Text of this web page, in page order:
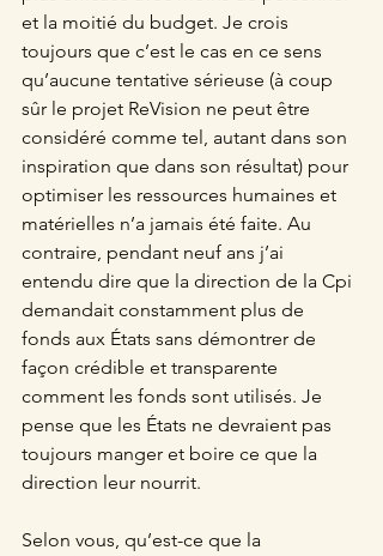
et la moitié du budget. Je crois
toujours que c’est le cas en ce sens
qu’aucune tentative sérieuse (à coup
sûr le projet ReVision ne peut être
considéré comme tel, autant dans son
inspiration que dans son résultat) pour
optimiser les ressources humaines et
matérielles n’a jamais été faite. Au
contraire, pendant neuf ans j’ai
entendu dire que la direction de la Cpi
demandait constamment plus de
fonds aux États sans démontrer de
façon crédible et transparente
comment les fonds sont utilisés. Je
pense que les États ne devraient pas
toujours manger et boire ce que la
direction leur nourrit.
Selon vous, qu’est-ce que la